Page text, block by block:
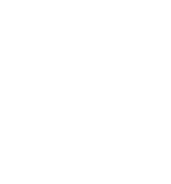
מחפשים מועמד או מועמדת
שיצטרפו להובלת
של אחד ממוסדות
מועמדות ניתן להיכנס
העירונית: